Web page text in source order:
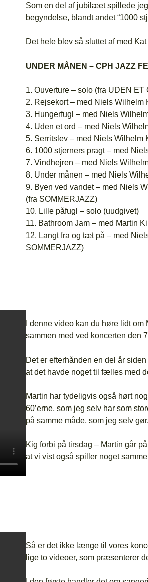
Som en del af jubilæet spillede
begyndelse, blandt andet “1000
Det hele blev så sluttet af med
UNDER MÅNEN – CPH JAZZ
1. Ouverture – solo (fra UDEN ET
2. Rejsekort – med Niels Wilhelm
3. Hungerfugl – med Niels
4. Uden et ord – med Niels
5. Serritslev – med Niels Wilhelm
6. 1000 stjerners pragt – med
7. Vindhejren – med Niels
8. Under månen – med Niels
9. Byen ved vandet – med Niels
(fra SOMMERJAZZ)
10. Lille påfugl – solo (uudgivet)
11. Bathroom Jam – med Martin
12. Langt fra og tæt på – med
SOMMERJAZZ)
I denne video kan du høre lidt
sammen med ved koncerten den
Det er efterhånden en del år
at det havde noget til fælles med
Martin har tydeligvis også hørt
60’erne, som jeg selv har som
på samme måde, som jeg selv gør.
Kig forbi på tirsdag – Martin går
at vi vist også spiller noget
Så er det ikke længe til vores
lige to videoer, som præsenterer